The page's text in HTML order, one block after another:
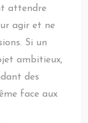
attendre
agir et ne
Si un
ambitieux,
des
face aux